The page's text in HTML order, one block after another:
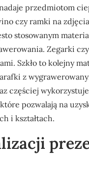
przedmiotom
czy ramki na
stosowanym
Zegarki
Szkło to kolejny
z
częściej
pozwalają na
i kształtach.